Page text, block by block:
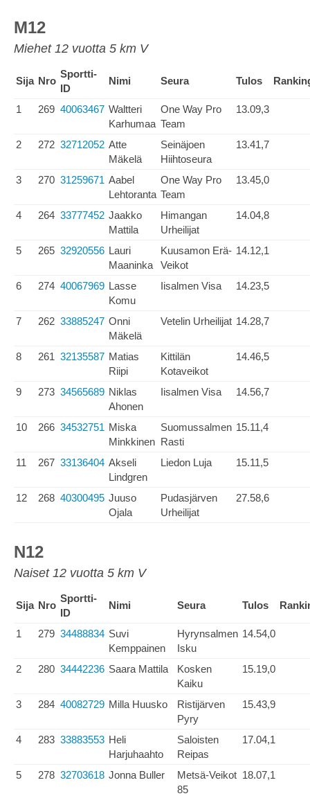
M12
Miehet 12 vuotta 5 km V
Sija Nro
Sportti-
ID
Nimi Seura Tulos
1 269 40063467 Waltteri
Karhumaa
One Way Pro
Team
13.09,3
2 272 32712052 Atte
Mäkelä
Seinäjoen
Hiihtoseura
13.41,7
3 270 31259671 Aabel
Lehtoranta
One Way Pro
Team
13.45,0
4 264 33777452 Jaakko
Mattila
Himangan
Urheilijat
14.04,8
5 265 32920556 Lauri
Maaninka
Kuusamon Erä-
Veikot
14.12,1
6 274 40067969 Lasse
Komu
Iisalmen Visa 14.23,5
7 262 33885247 Onni
Mäkelä
Vetelin Urheilijat 14.28,7
8 261 32135587 Matias
Riipi
Kittilän
Kotaveikot
14.46,5
9 273 34565689 Niklas
Ahonen
Iisalmen Visa 14.56,7
10 266 34532751 Miska
Minkkinen
Suomussalmen
Rasti
15.11,4
11 267 33136404 Akseli
Lindgren
Liedon Luja 15.11,5
12 268 40300495 Juuso
Ojala
Pudasjärven
Urheilijat
27.58,6
N12
Naiset 12 vuotta 5 km V
Sija Nro
Sportti-
ID
Nimi Seura Tulos
1 279 34488834 Suvi
Kemppainen
Hyrynsalmen
Isku
14.54,0
2 280 34442236 Saara Mattila
Kosken
Kaiku
15.19,0
3 284 40082729 Milla Huusko
Ristijärven
Pyry
15.43,9
4 283 33883553 Heli
Harjuhaahto
Saloisten
Reipas
17.04,1
5 278 32703618 Jonna Buller
Metsä-Veikot
85
18.07,1